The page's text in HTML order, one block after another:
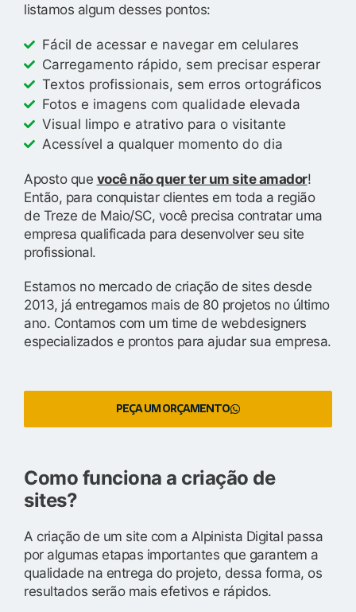
listamos algum desses pontos:
Fácil de acessar e navegar em celulares
Carregamento rápido, sem precisar esperar
Textos profissionais, sem erros ortográficos
Fotos e imagens com qualidade elevada
Visual limpo e atrativo para o visitante
Acessível a qualquer momento do dia
Aposto que você não quer ter um site amador!
Então, para conquistar clientes em toda a região
de Treze de Maio/SC, você precisa contratar uma
empresa qualificada para desenvolver seu site
profissional.
Estamos no mercado de criação de sites desde
2013, já entregamos mais de 80 projetos no último
ano. Contamos com um time de webdesigners
especializados e prontos para ajudar sua empresa.
PEÇA UM ORÇAMENTO
Como funciona a criação de
sites?
A criação de um site com a Alpinista Digital passa
por algumas etapas importantes que garantem a
qualidade na entrega do projeto, dessa forma, os
resultados serão mais efetivos e rápidos.